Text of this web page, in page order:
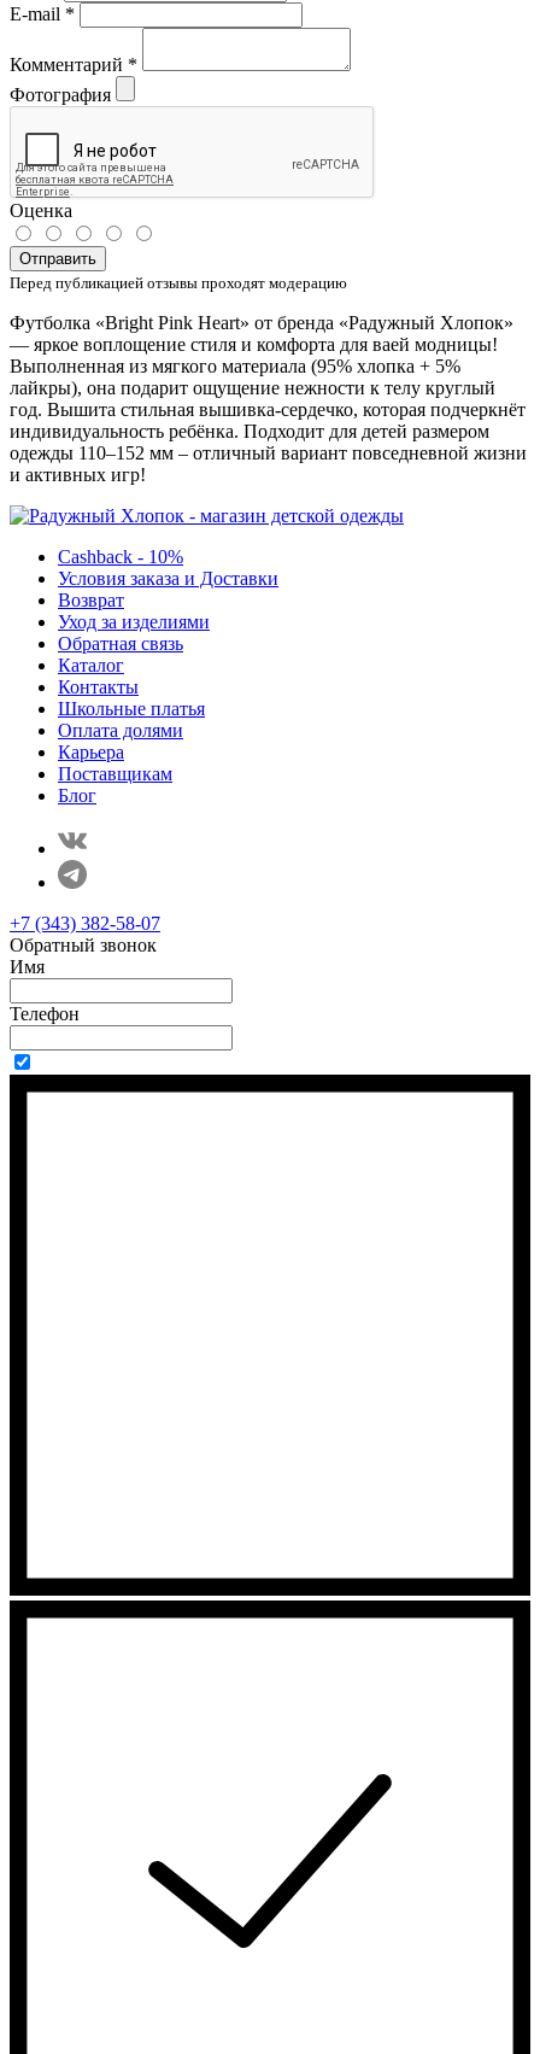
E-mail *
Комментарий *
Фотография
Оценка
Отправить
Перед публикацией отзывы проходят модерацию
Футболка «Bright Pink Heart» от бренда «Радужный Хлопок»
— яркое воплощение стиля и комфорта для ваей модницы!
Выполненная из мягкого материала (95% хлопка + 5%
лайкры), она подарит ощущение нежности к телу круглый
год. Вышита стильная вышивка-сердечко, которая подчеркнёт
индивидуальность ребёнка. Подходит для детей размером
одежды 110–152 мм – отличный вариант повседневной жизни
и активных игр!
Cashback - 10%
Условия заказа и Доставки
Возврат
Уход за изделиями
Обратная связь
Каталог
Контакты
Школьные платья
Оплата долями
Карьера
Поставщикам
Блог
+7 (343) 382-58-07
Обратный звонок
Имя
Телефон